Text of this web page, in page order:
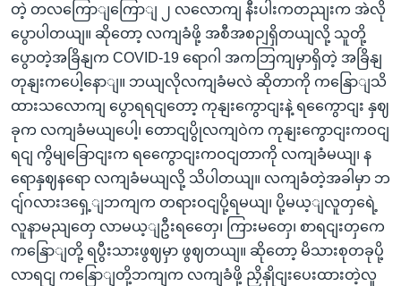
တဲ့ တလကြောျကြောျ ၂ လလောကျ နီးပါးကတညျးက အဲလို
ပွောပါတယျ။ ဆိုတော့ လကျခံဖို့ အစီအစဉျရှိတယျလို့ သူတို့
ပွောတဲ့အခြိနျက COVID-19 ရောဂါ အကဘြကျမှာရှိတဲ့ အခြိနျ
တုနျးကပေါ့နောျ။ ဘယျလိုလကျခံမလဲ ဆိုတာကို ကနြောျသိ
ထားသလောကျ ပွောရရငျတော့ ကုနျးကွောငျးနဲ့ ရကွေောငျး နှဈ
ခုက လကျခံမယျပေါ့၊ တောငျပွိုလကျဝဲက ကုနျးကွောငျးကဝငျ
ရငျ ကွိမျခြောငျးက ရကွေောငျးကဝငျတာကို လကျခံမယျ၊ န
ရောနှဈနရော လကျခံမယျလို့ သိပါတယျ။ လကျခံတဲ့အခါမှာ ဘ
ငျ်ဂလားဒရှေ့ျဘကျက တရားဝငျပို့ရမယျ၊ ပို့မယ့ျလူတှရေဲ့
လူနာမညျတှေ လာမယ့ျဦးရတှေေ၊ ကြားမတှေ၊ စာရငျးတှကေ
ကနြောျတို့ ရပွီးသားဖွဈမှာ ဖွဈတယျ။ ဆိုတော့ မိသားစုတခုပို့
လာရငျ ကနြောျတို့ဘကျက လကျခံဖို့ ညှိနှိုငျးပေးထားတဲ့လူ